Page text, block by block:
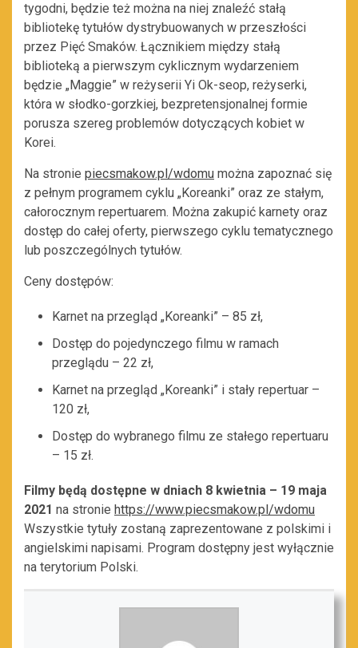
tygodni, będzie też można na niej znaleźć stałą
bibliotekę tytułów dystrybuowanych w przeszłości
przez Pięć Smaków. Łącznikiem między stałą
biblioteką a pierwszym cyklicznym wydarzeniem
będzie „Maggie” w reżyserii Yi Ok-seop, reżyserki,
która w słodko-gorzkiej, bezpretensjonalnej formie
porusza szereg problemów dotyczących kobiet w
Korei.
Na stronie piecsmakow.pl/wdomu można zapoznać się
z pełnym programem cyklu „Koreanki” oraz ze stałym,
całorocznym repertuarem. Można zakupić karnety oraz
dostęp do całej oferty, pierwszego cyklu tematycznego
lub poszczególnych tytułów.
Ceny dostępów:
Karnet na przegląd „Koreanki” – 85 zł,
Dostęp do pojedynczego filmu w ramach
przeglądu – 22 zł,
Karnet na przegląd „Koreanki” i stały repertuar –
120 zł,
Dostęp do wybranego filmu ze stałego repertuaru
– 15 zł.
Filmy będą dostępne w dniach 8 kwietnia – 19 maja
2021 na stronie https://www.piecsmakow.pl/wdomu
Wszystkie tytuły zostaną zaprezentowane z polskimi i
angielskimi napisami. Program dostępny jest wyłącznie
na terytorium Polski.